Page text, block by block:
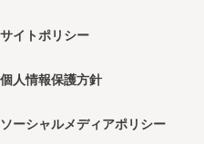
サイトポリシー
個人情報保護方針
ソーシャルメディアポリシー